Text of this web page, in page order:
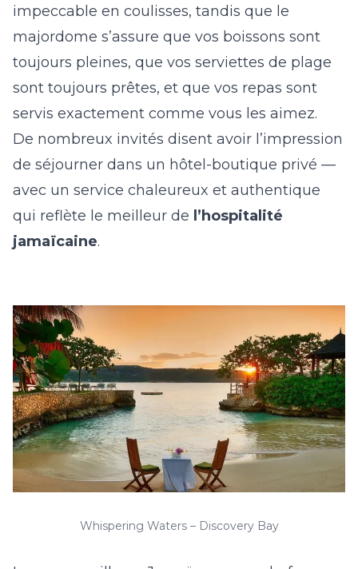
impeccable en coulisses, tandis que le
majordome s’assure que vos boissons sont
toujours pleines, que vos serviettes de plage
sont toujours prêtes, et que vos repas sont
servis exactement comme vous les aimez.
De nombreux invités disent avoir l’impression
de séjourner dans un hôtel-boutique privé —
avec un service chaleureux et authentique
qui reflète le meilleur de l’hospitalité
jamaïcaine.
Whispering Waters – Discovery Bay